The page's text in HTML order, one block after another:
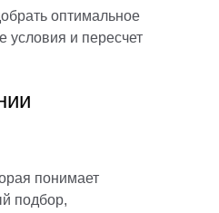
оптимальное
условия и пересчет
понимает
подбор,